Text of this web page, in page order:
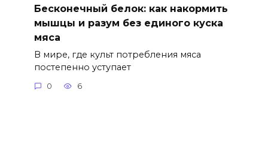
Бесконечный белок: как накормить
мышцы и разум без единого куска
мяса
В мире, где культ потребления мяса
постепенно уступает
0 6